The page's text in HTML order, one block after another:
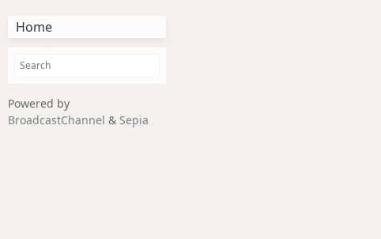
Home
Powered by
BroadcastChannel & Sepia